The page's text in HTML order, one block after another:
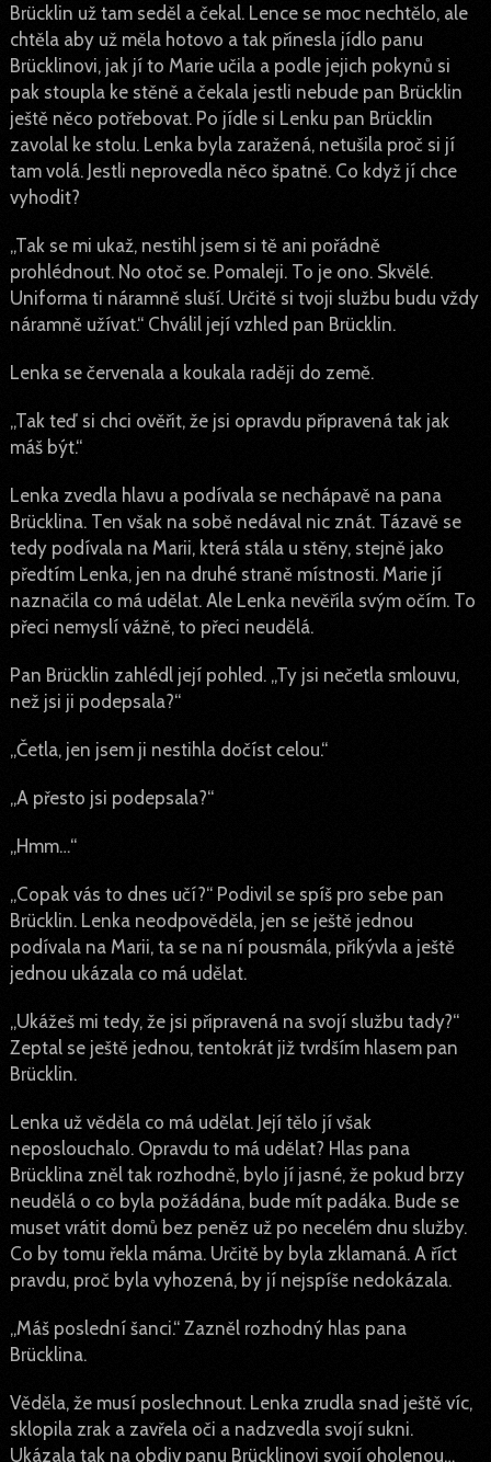
Brücklin už tam seděl a čekal. Lence se moc nechtělo, ale
chtěla aby už měla hotovo a tak přinesla jídlo panu
Brücklinovi, jak jí to Marie učila a podle jejich pokynů si
pak stoupla ke stěně a čekala jestli nebude pan Brücklin
ještě něco potřebovat. Po jídle si Lenku pan Brücklin
zavolal ke stolu. Lenka byla zaražená, netušila proč si jí
tam volá. Jestli neprovedla něco špatně. Co když jí chce
vyhodit?
„Tak se mi ukaž, nestihl jsem si tě ani pořádně
prohlédnout. No otoč se. Pomaleji. To je ono. Skvělé.
Uniforma ti náramně sluší. Určitě si tvoji službu budu vždy
náramně užívat.“ Chválil její vzhled pan Brücklin.
Lenka se červenala a koukala raději do země.
„Tak teď si chci ověřit, že jsi opravdu připravená tak jak
máš být.“
Lenka zvedla hlavu a podívala se nechápavě na pana
Brücklina. Ten však na sobě nedával nic znát. Tázavě se
tedy podívala na Marii, která stála u stěny, stejně jako
předtím Lenka, jen na druhé straně místnosti. Marie jí
naznačila co má udělat. Ale Lenka nevěřila svým očím. To
přeci nemyslí vážně, to přeci neudělá.
Pan Brücklin zahlédl její pohled. „Ty jsi nečetla smlouvu,
než jsi ji podepsala?“
„Četla, jen jsem ji nestihla dočíst celou.“
„A přesto jsi podepsala?“
„Hmm…“
„Copak vás to dnes učí?“ Podivil se spíš pro sebe pan
Brücklin. Lenka neodpověděla, jen se ještě jednou
podívala na Marii, ta se na ní pousmála, přikývla a ještě
jednou ukázala co má udělat.
„Ukážeš mi tedy, že jsi připravená na svojí službu tady?“
Zeptal se ještě jednou, tentokrát již tvrdším hlasem pan
Brücklin.
Lenka už věděla co má udělat. Její tělo jí však
neposlouchalo. Opravdu to má udělat? Hlas pana
Brücklina zněl tak rozhodně, bylo jí jasné, že pokud brzy
neudělá o co byla požádána, bude mít padáka. Bude se
muset vrátit domů bez peněz už po necelém dnu služby.
Co by tomu řekla máma. Určitě by byla zklamaná. A říct
pravdu, proč byla vyhozená, by jí nejspíše nedokázala.
„Máš poslední šanci.“ Zazněl rozhodný hlas pana
Brücklina.
Věděla, že musí poslechnout. Lenka zrudla snad ještě víc,
sklopila zrak a zavřela oči a nadzvedla svojí sukni.
Ukázala tak na obdiv panu Brücklinovi svojí oholenou…